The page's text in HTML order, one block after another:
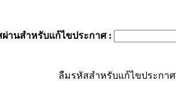
ผ่านสำหรับแก้ไขประกาศ:
ลืมรหัสสำหรับแก้ไขประกาศ